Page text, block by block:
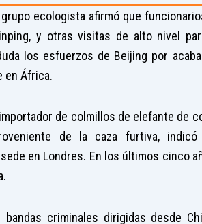
ecologista afirmó que
y otras visitas de alto nivel
los esfuerzos de Beijing por
en África.
de colmillos de elefante de
de la caza furtiva,
en Londres. En los últimos cinco
criminales dirigidas desde